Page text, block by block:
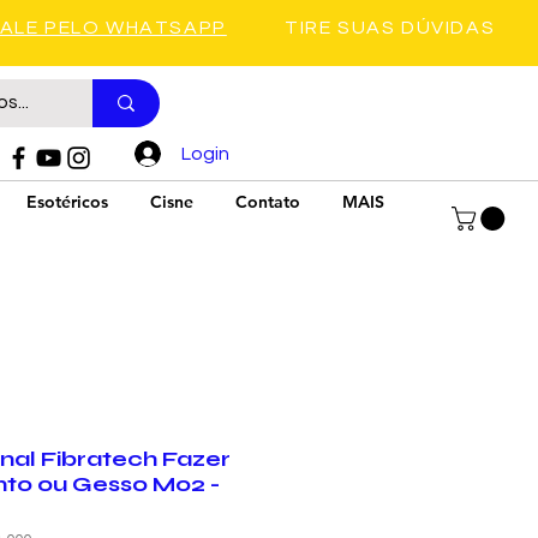
PELO WHATSAPP TIRE SUAS DÚVIDAS
Esotéricos Cisne Contato MAIS
Login
Fibratech Fazer
ou Gesso M02 -